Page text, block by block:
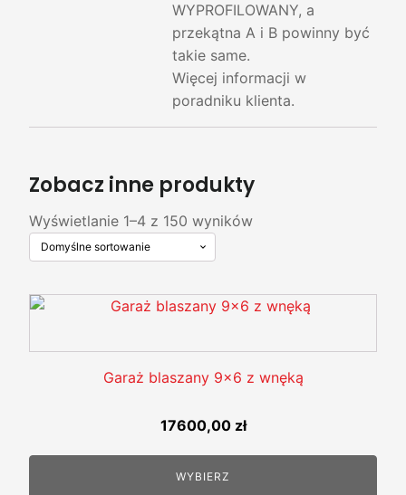
WYPROFILOWANY, a
przekątna A i B powinny być
takie same.
Więcej informacji w
poradniku klienta.
Zobacz inne produkty
Wyświetlanie 1–4 z 150 wyników
Garaż blaszany 9x6 z wnęką
17600,00 zł
WYBIERZ